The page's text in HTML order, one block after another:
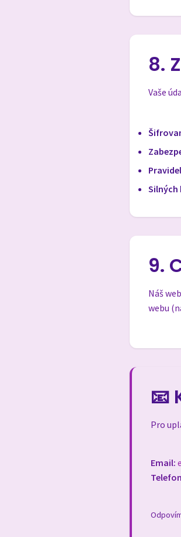
8.
Vaše
Silných
9.
Náš
webu
📧
Pro
Email: